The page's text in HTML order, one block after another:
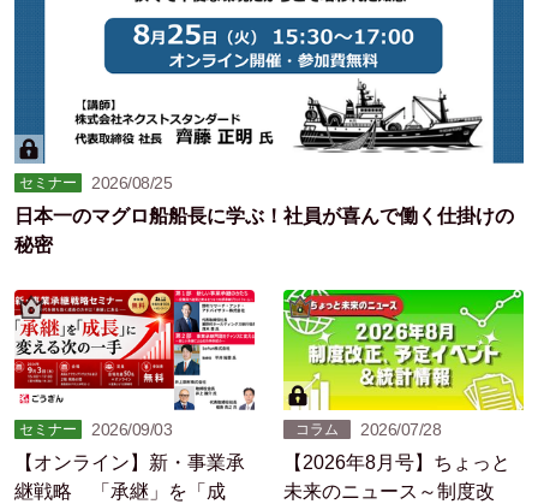
セミナー 2026/08/25
日本一のマグロ船船長に学ぶ！社員が喜んで働く仕掛けの
秘密
セミナー 2026/09/03
【オンライン】新・事業承
継戦略 「承継」を「成
コラム 2026/07/28
【2026年8月号】ちょっと
未来のニュース～制度改